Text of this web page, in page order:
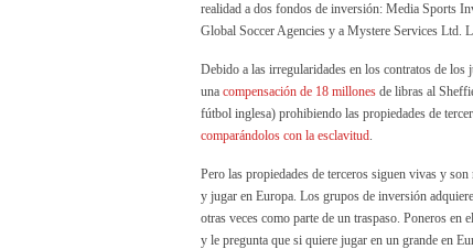
realidad a dos fondos de inversión: Media Sports
Global Soccer Agencies y a Mystere Services Ltd.
Debido a las irregularidades en los contratos de
una compensación de 18 millones de libras al
fútbol inglesa) prohibiendo las propiedades de
comparándolos con la esclavitud.
Pero las propiedades de terceros siguen vivas y
y jugar en Europa. Los grupos de inversión
otras veces como parte de un traspaso. Poneros en
y le pregunta que si quiere jugar en un grande en